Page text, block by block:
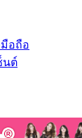
มือถือ
นต์